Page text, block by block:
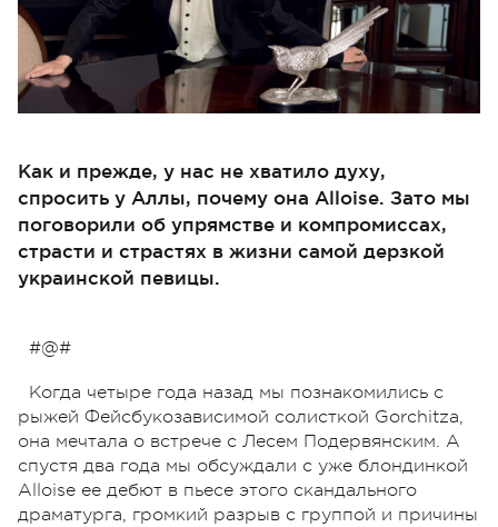
Как и прежде, у нас не хватило духу,
спросить у Аллы, почему она Alloise. Зато мы
поговорили об упрямстве и компромиссах,
страсти и страстях в жизни самой дерзкой
украинской певицы.
#@#
Когда четыре года назад мы познакомились с
рыжей Фейсбукозависимой солисткой Gorchitza,
она мечтала о встрече с Лесем Подервянским. А
спустя два года мы обсуждали с уже блондинкой
Alloise ее дебют в пьесе этого скандального
драматурга, громкий разрыв с группой и причины